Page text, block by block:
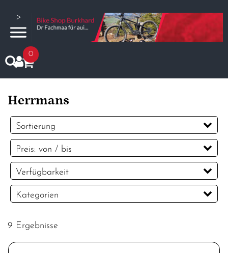
>
0
Herrmans
Sortierung
Preis: von / bis
CHF
CHF
Verfügbarkeit
Kategorien
9 Ergebnisse